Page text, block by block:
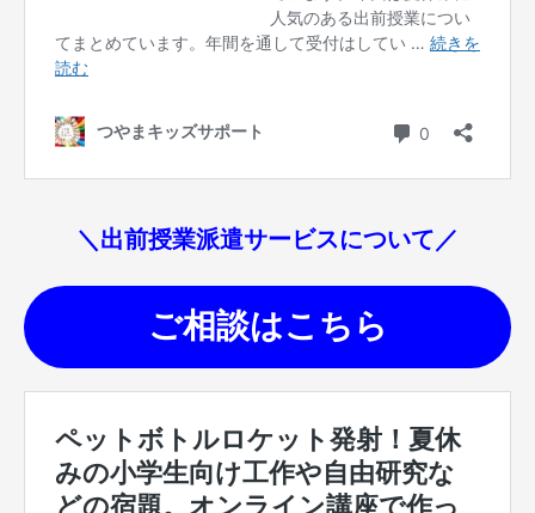
＼出前授業派遣サービスについて／
ご相談はこちら